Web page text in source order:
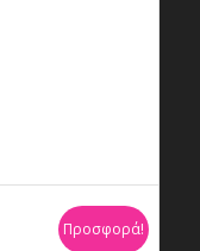
Προσφορά!